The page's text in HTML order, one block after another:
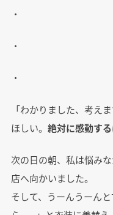
・
・
・
「わかりました、考え
ほしい。 絶対に感動す
次の日の朝、私は悩み
店へ向かいました。
そして、うーんうーん